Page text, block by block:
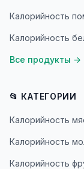
Калорийность
Калорийность
Все продукты →
📂 КАТЕГОРИИ
Калорийность
Калорийность
Калорийность